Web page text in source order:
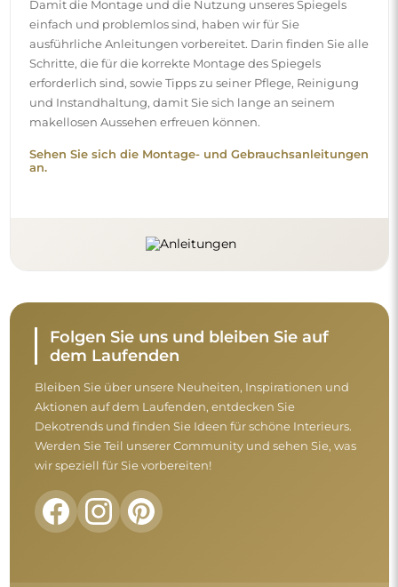
Damit die Montage und die Nutzung unseres Spiegels
einfach und problemlos sind, haben wir für Sie
ausführliche Anleitungen vorbereitet. Darin finden Sie alle
Schritte, die für die korrekte Montage des Spiegels
erforderlich sind, sowie Tipps zu seiner Pflege, Reinigung
und Instandhaltung, damit Sie sich lange an seinem
makellosen Aussehen erfreuen können.
Sehen Sie sich die Montage- und Gebrauchsanleitungen
an.
Folgen Sie uns und bleiben Sie auf
dem Laufenden
Bleiben Sie über unsere Neuheiten, Inspirationen und
Aktionen auf dem Laufenden, entdecken Sie
Dekotrends und finden Sie Ideen für schöne Interieurs.
Werden Sie Teil unserer Community und sehen Sie, was
wir speziell für Sie vorbereiten!